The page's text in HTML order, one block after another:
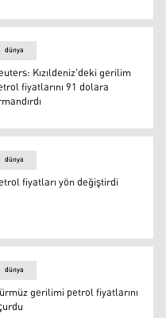
dev ortaklık
petrol fiyatlarını 91
dünya
Kızıldeniz'deki gerilim
fiyatlarını 91 dolara
dünya
fiyatları yön değiştirdi
dünya
gerilimi petrol fiyatlarını